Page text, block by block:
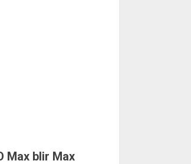
Max blir Max